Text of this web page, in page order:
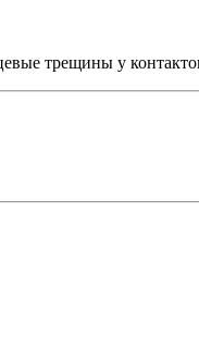
трещины у